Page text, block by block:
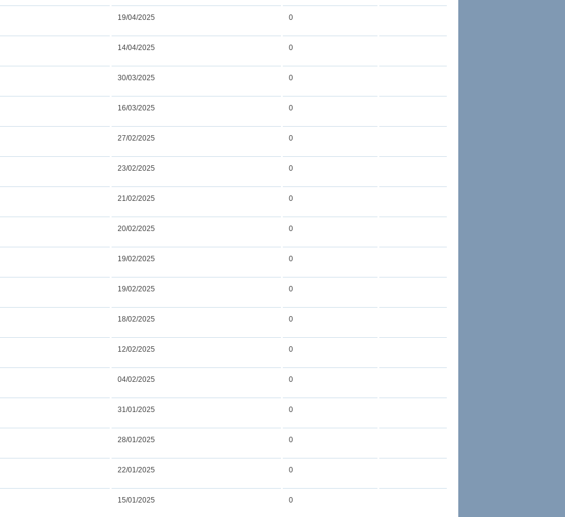
19/04/2025 0
14/04/2025 0
30/03/2025 0
16/03/2025 0
27/02/2025 0
23/02/2025 0
21/02/2025 0
20/02/2025 0
19/02/2025 0
19/02/2025 0
18/02/2025 0
12/02/2025 0
04/02/2025 0
31/01/2025 0
28/01/2025 0
22/01/2025 0
15/01/2025 0